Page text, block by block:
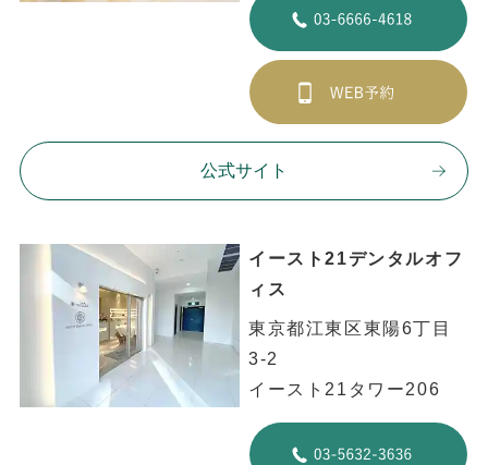
公式サイト
イースト21デンタルオフ
ィス
東京都江東区東陽6丁目
3-2
イースト21タワー206